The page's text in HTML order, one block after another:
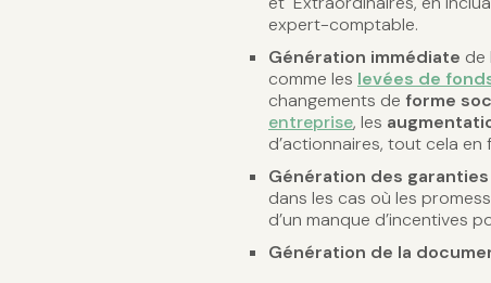
expert-comptable.
Génération immédiate de
comme les levées de
changements de forme
entreprise, les
d’actionnaires, tout cela
Génération des garanties
dans les cas où les
d’un manque d’incentives
Génération de la